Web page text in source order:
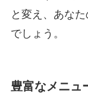
と変え、あな
でしょう。
豊富なメニュ